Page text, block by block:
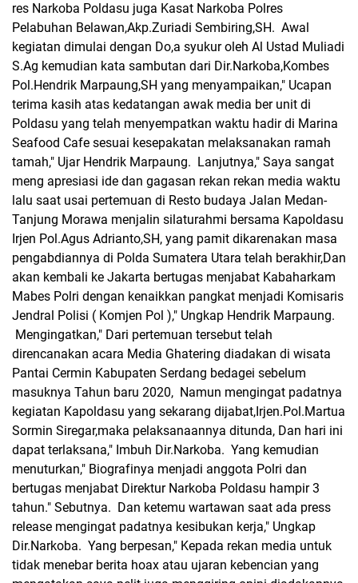
res Narkoba Poldasu juga Kasat Narkoba Polres
Pelabuhan Belawan,Akp.Zuriadi Sembiring,SH. Awal
kegiatan dimulai dengan Do,a syukur oleh Al Ustad Muliadi
S.Ag kemudian kata sambutan dari Dir.Narkoba,Kombes
Pol.Hendrik Marpaung,SH yang menyampaikan," Ucapan
terima kasih atas kedatangan awak media ber unit di
Poldasu yang telah menyempatkan waktu hadir di Marina
Seafood Cafe sesuai kesepakatan melaksanakan ramah
tamah," Ujar Hendrik Marpaung. Lanjutnya," Saya sangat
meng apresiasi ide dan gagasan rekan rekan media waktu
lalu saat usai pertemuan di Resto budaya Jalan Medan-
Tanjung Morawa menjalin silaturahmi bersama Kapoldasu
Irjen Pol.Agus Adrianto,SH, yang pamit dikarenakan masa
pengabdiannya di Polda Sumatera Utara telah berakhir,Dan
akan kembali ke Jakarta bertugas menjabat Kabaharkam
Mabes Polri dengan kenaikkan pangkat menjadi Komisaris
Jendral Polisi ( Komjen Pol )," Ungkap Hendrik Marpaung.
Mengingatkan," Dari pertemuan tersebut telah
direncanakan acara Media Ghatering diadakan di wisata
Pantai Cermin Kabupaten Serdang bedagei sebelum
masuknya Tahun baru 2020, Namun mengingat padatnya
kegiatan Kapoldasu yang sekarang dijabat,Irjen.Pol.Martua
Sormin Siregar,maka pelaksanaannya ditunda, Dan hari ini
dapat terlaksana," Imbuh Dir.Narkoba. Yang kemudian
menuturkan," Biografinya menjadi anggota Polri dan
bertugas menjabat Direktur Narkoba Poldasu hampir 3
tahun." Sebutnya. Dan ketemu wartawan saat ada press
release mengingat padatnya kesibukan kerja," Ungkap
Dir.Narkoba. Yang berpesan," Kepada rekan media untuk
tidak menebar berita hoax atau ujaran kebencian yang